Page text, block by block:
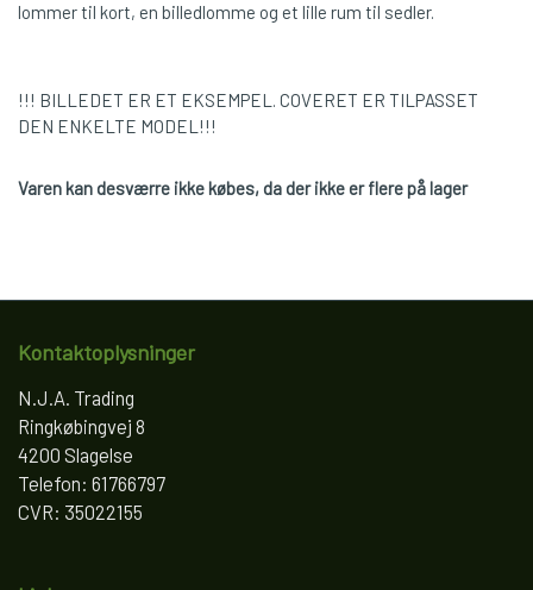
lommer til kort, en billedlomme og et lille rum til sedler.
!!! BILLEDET ER ET EKSEMPEL. COVERET ER TILPASSET
DEN ENKELTE MODEL!!!
Varen kan desværre ikke købes, da der ikke er flere på lager
Kontaktoplysninger
N.J.A. Trading
Ringkøbingvej 8
4200 Slagelse
Telefon: 61766797
CVR: 35022155